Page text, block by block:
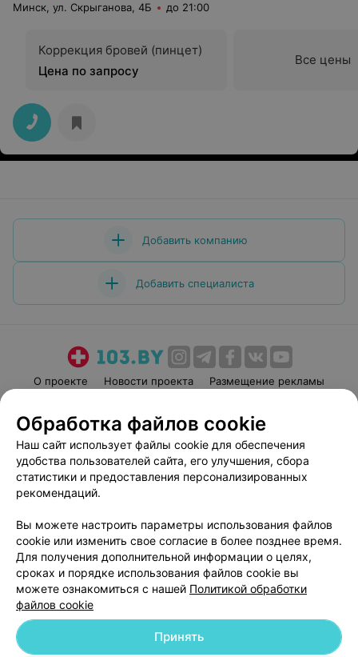
Минск, ул. Скрыганова, 4Б до 21:00
Коррекция бровей (пинцет)
Цена по запросу
Все цены
Добавить компанию
Добавить специалиста
О проекте Новости проекта
Размещение рекламы
Пользовательское соглашение
Способы оплаты
Вакансии
Партнеры
Написать руководителю 103.by
Обработка персональных данных
© 2026 ООО «Артокс Лаб», УНП 191700409 | 220012, Республика Беларусь,
Обработка файлов cookie
Наш сайт использует файлы cookie для обеспечения
удобства пользователей сайта, его улучшения, сбора
статистики и предоставления персонализированных
рекомендаций.
Вы можете настроить параметры использования файлов
cookie или изменить свое согласие в более позднее время.
Для получения дополнительной информации о целях,
сроках и порядке использования файлов cookie вы
можете ознакомиться с нашей Политикой обработки
файлов cookie
Принять